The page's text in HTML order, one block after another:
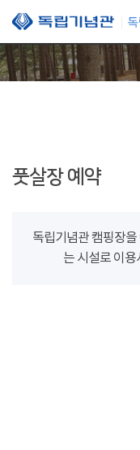
본문 바로가기
풋살장 예약
독립기념관 캠핑장
는 시설로 이